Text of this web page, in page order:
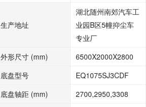
生产地址
湖北随州南郊汽车工
业园B区5幢抑尘车
专业厂
外形尺寸 (mm)
6500X2000X2800
底盘型号
EQ1075SJ3CDF
底盘轴距 (mm)
2700,2950,3308